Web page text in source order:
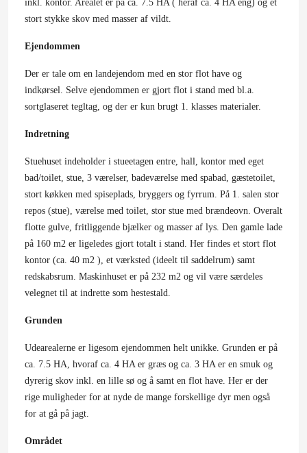
inkl. kontor. Arealet er på ca. 7.5 HA ( heraf ca. 4 HA eng) og et
stort stykke skov med masser af vildt.
Ejendommen
Der er tale om en landejendom med en stor flot have og
indkørsel. Selve ejendommen er gjort flot i stand med bl.a.
sortglaseret tegltag, og der er kun brugt 1. klasses materialer.
Indretning
Stuehuset indeholder i stueetagen entre, hall, kontor med eget
bad/toilet, stue, 3 værelser, badeværelse med spabad, gæstetoilet,
stort køkken med spiseplads, bryggers og fyrrum. På 1. salen stor
repos (stue), værelse med toilet, stor stue med brændeovn. Overalt
flotte gulve, fritliggende bjælker og masser af lys. Den gamle lade
på 160 m2 er ligeledes gjort totalt i stand. Her findes et stort flot
kontor (ca. 40 m2 ), et værksted (ideelt til saddelrum) samt
redskabsrum. Maskinhuset er på 232 m2 og vil være særdeles
velegnet til at indrette som hestestald.
Grunden
Udearealerne er ligesom ejendommen helt unikke. Grunden er på
ca. 7.5 HA, hvoraf ca. 4 HA er græs og ca. 3 HA er en smuk og
dyrerig skov inkl. en lille sø og å samt en flot have. Her er der
rige muligheder for at nyde de mange forskellige dyr men også
for at gå på jagt.
Området